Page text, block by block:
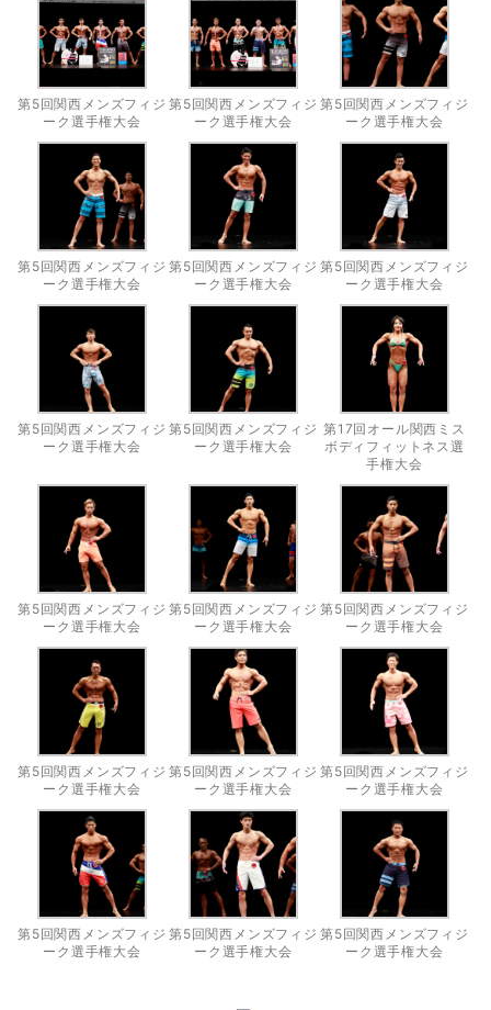
第5回関西メンズフィジ
ーク選手権大会
第5回関西メンズフィジ
ーク選手権大会
第5回関西メンズフィジ
ーク選手権大会
第5回関西メンズフィジ
ーク選手権大会
第5回関西メンズフィジ
ーク選手権大会
第5回関西メンズフィジ
ーク選手権大会
第5回関西メンズフィジ
ーク選手権大会
第5回関西メンズフィジ
ーク選手権大会
第17回オール関西ミス
ボディフィットネス選
手権大会
第5回関西メンズフィジ
ーク選手権大会
第5回関西メンズフィジ
ーク選手権大会
第5回関西メンズフィジ
ーク選手権大会
第5回関西メンズフィジ
ーク選手権大会
第5回関西メンズフィジ
ーク選手権大会
第5回関西メンズフィジ
ーク選手権大会
第5回関西メンズフィジ
ーク選手権大会
第5回関西メンズフィジ
ーク選手権大会
第5回関西メンズフィジ
ーク選手権大会